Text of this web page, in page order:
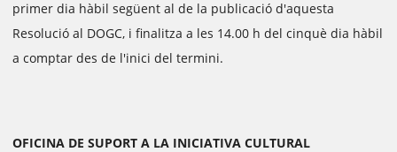
primer dia hàbil següent al de la publicació d'aquesta
Resolució al DOGC, i finalitza a les 14.00 h del cinquè dia hàbil
a comptar des de l'inici del termini.
OFICINA DE SUPORT A LA INICIATIVA CULTURAL